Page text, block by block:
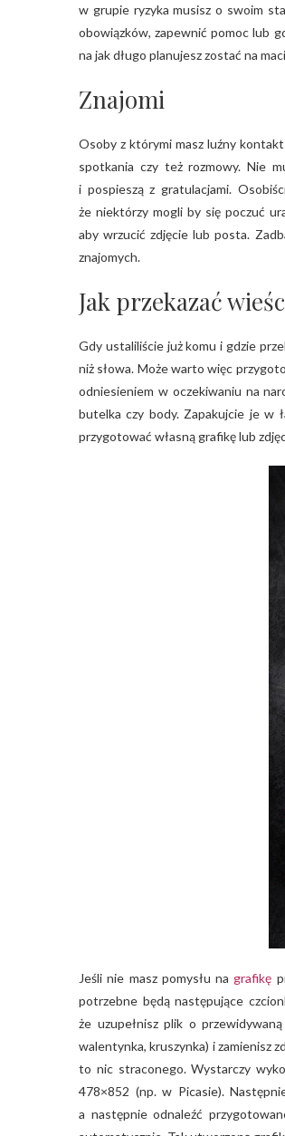
w grupie ryzyka musisz o swoim
obowiązków, zapewnić pomoc lub
na jak długo planujesz zostać na
Znajomi
Osoby z którymi masz luźny
spotkania czy też rozmowy. Nie
i pospieszą z gratulacjami.
że niektórzy mogli by się poczuć
aby wrzucić zdjęcie lub posta.
znajomych.
Jak przekazać
Gdy ustaliliście już komu i gdzie
niż słowa. Może warto więc
odniesieniem w oczekiwaniu na
butelka czy body. Zapakujcie je w
przygotować własną grafikę lub
Jeśli nie masz pomysłu na grafikę
potrzebne będą następujące
że uzupełnisz plik o
walentynka, kruszynka) i zamienisz
to nic straconego. Wystarczy
478×852 (np. w Picasie).
a następnie odnaleźć